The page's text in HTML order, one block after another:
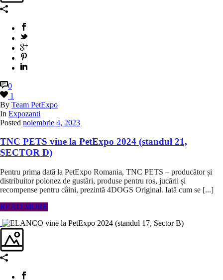
0
1
By Team PetExpo
In Expozanti
Posted noiembrie 4, 2023
TNC PETS vine la PetExpo 2024 (standul 21,
SECTOR D)
Pentru prima dată la PetExpo Romania, TNC PETS – producător și
distribuitor polonez de gustări, produse pentru ros, jucării și
recompense pentru câini, prezintă 4DOGS Original. Iată cum se [...]
READ MORE